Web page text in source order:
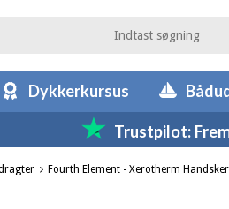
Dykkerkursus
Trustpilot:
Fourth Element - Xerotherm Handsker